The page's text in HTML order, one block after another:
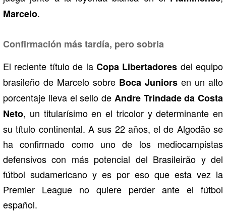
Marcelo.
Confirmación más tardía, pero sobria
El reciente título de la Copa Libertadores del equipo
brasileño de Marcelo sobre Boca Juniors en un alto
porcentaje lleva el sello de Andre Trindade da Costa
Neto, un titularísimo en el tricolor y determinante en
su título continental. A sus 22 años, el de Algodão se
ha confirmado como uno de los mediocampistas
defensivos con más potencial del Brasileirão y del
fútbol sudamericano y es por eso que esta vez la
Premier League no quiere perder ante el fútbol
español.